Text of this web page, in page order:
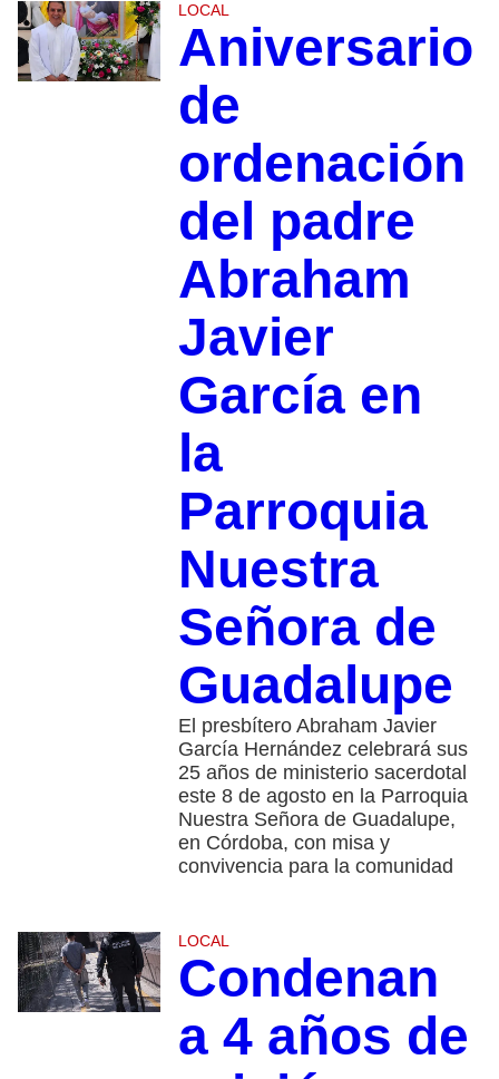
LOCAL
Aniversario
de
ordenación
del padre
Abraham
Javier
García en
la
Parroquia
Nuestra
Señora de
Guadalupe
El presbítero Abraham Javier
García Hernández celebrará sus
25 años de ministerio sacerdotal
este 8 de agosto en la Parroquia
Nuestra Señora de Guadalupe,
en Córdoba, con misa y
convivencia para la comunidad
LOCAL
Condenan
a 4 años de